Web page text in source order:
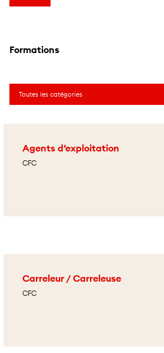
Formations
Agents d’exploitation
CFC
Carreleur / Carreleuse
CFC